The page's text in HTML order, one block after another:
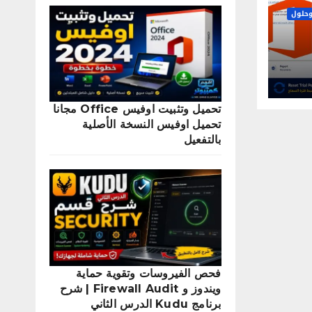
تحميل وتثبيت اوفيس Office مجانا
تحميل اوفيس النسخة الأصلية
بالتفعيل
فحص الفيروسات وتقوية حماية
ويندوز و Firewall Audit | شرح
برنامج Kudu الدرس الثاني